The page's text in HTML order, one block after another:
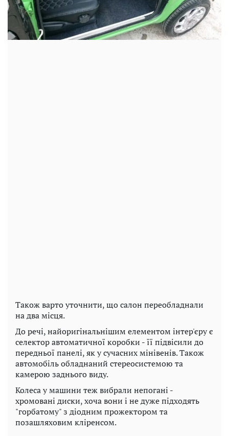
Також варто уточнити, що салон переобладнали
на два місця.
До речі, найоригінальнішим елементом інтер'єру є
селектор автоматичної коробки - її підвісили до
передньої панелі, як у сучасних мінівенів. Також
автомобіль обладнаний стереосистемою та
камерою заднього виду.
Колеса у машини теж вибрали непогані -
хромовані диски, хоча вони і не дуже підходять
"горбатому" з діодним прожектором та
позашляховим кліренсом.